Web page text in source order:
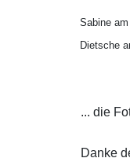
Sabine
Dietsche
... die
Danke